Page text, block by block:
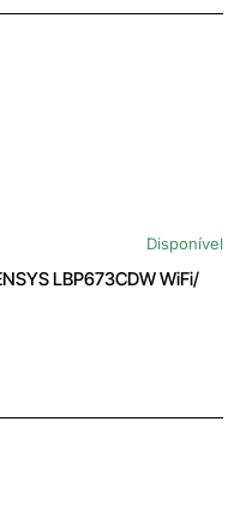
Disponível
LBP673CDW WiFi/